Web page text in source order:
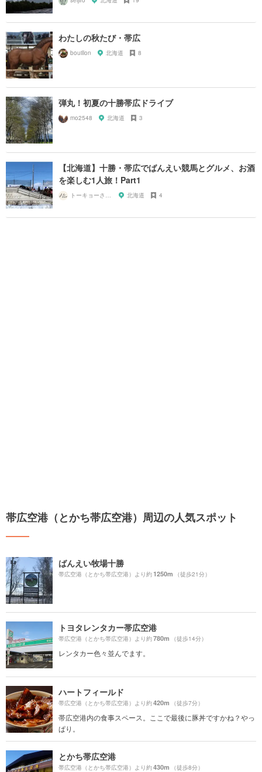
わたしの秋たび・帯広
bouillon 北海道 8
弾丸！初夏の十勝帯広ドライブ
mo2548 北海道 3
【北海道】十勝・帯広でばんえい競馬とグルメ、お酒
を楽しむ1人旅！Part1
トーキョーさんぽ 北海道 4
帯広空港（とかち帯広空港）周辺の人気スポット
ばんえい牧場十勝
帯広空港（とかち帯広空港）より約1250m （徒歩21分）
トヨタレンタカー帯広空港
帯広空港（とかち帯広空港）より約780m （徒歩14分）
レンタカー色々並んでます。
ハートフィールド
帯広空港（とかち帯広空港）より約420m （徒歩7分）
帯広空港内の食事スペース。ここで最後に豚丼ですかね？やっ
ぱり。
とかち帯広空港
帯広空港（とかち帯広空港）より約430m （徒歩8分）